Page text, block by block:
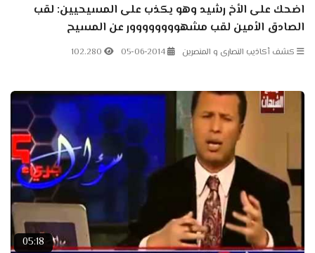
اضحك على الأخ رشيد وهو يكذب على المسيحيين: لقب
الصادق الأمين لقب مشهوووووووور عن المسيح
كشف أكاذيب النصارى و المنصرين 05-06-2014
102.280
05:18